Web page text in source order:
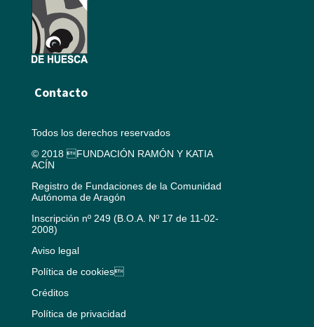
Contacto
Todos los derechos reservados
© 2018 FUNDACIÓN RAMÓN Y KATIA
ACÍN
Registro de Fundaciones de la Comunidad
Autónoma de Aragón
Inscripción nº 249 (B.O.A. Nº 17 de 11-02-
2008)
Aviso legal
Política de cookies
Créditos
Política de privacidad